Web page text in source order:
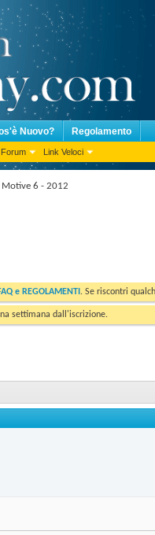
Link Veloci
Nuovo? Regolamento
Motive 6 - 2012
e REGOLAMENTI . Se riscontri
settimana dall'iscrizione.